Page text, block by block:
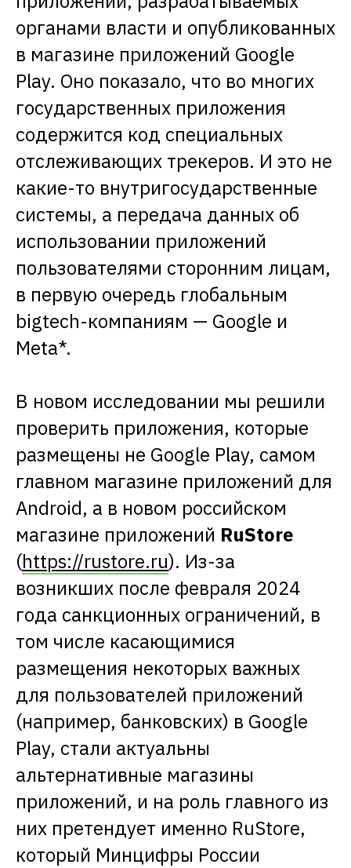
органами власти и опубликованных
в магазине приложений Google
Play. Оно показало, что во многих
государственных приложения
содержится код специальных
отслеживающих трекеров. И это не
какие-то внутригосударственные
системы, а передача данных об
использовании приложений
пользователями сторонним лицам,
в первую очередь глобальным
bigtech-компаниям — Google и
Meta*.
В новом исследовании мы решили
проверить приложения, которые
размещены не Google Play, самом
главном магазине приложений для
Android, а в новом российском
магазине приложений RuStore
(https://rustore.ru). Из-за
возникших после февраля 2024
года санкционных ограничений, в
том числе касающимися
размещения некоторых важных
для пользователей приложений
(например, банковских) в Google
Play, стали актуальны
альтернативные магазины
приложений, и на роль главного из
них претендует именно RuStore,
который Минцифры России